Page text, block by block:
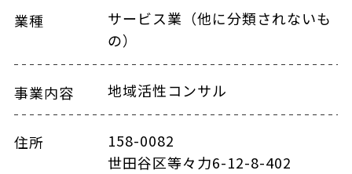
業種
サービス業（他に分類されないも
の）
事業内容 地域活性コンサル
住所
158-0082
世田谷区等々力6-12-8-402